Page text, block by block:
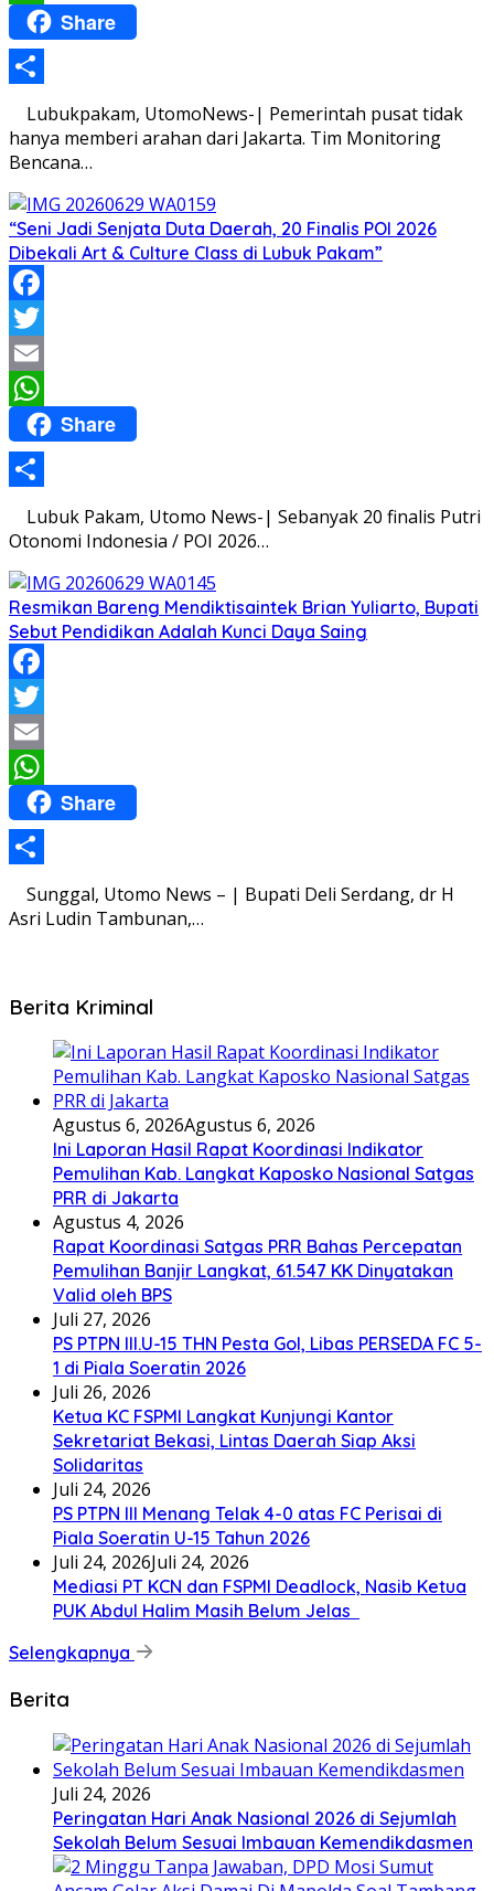
WhatsApp
Share
Share
Lubukpakam, UtomoNews-| Pemerintah pusat tidak
hanya memberi arahan dari Jakarta. Tim Monitoring
Bencana…
“Seni Jadi Senjata Duta Daerah, 20 Finalis POI 2026
Dibekali Art & Culture Class di Lubuk Pakam”
Facebook
Twitter
Email
WhatsApp
Share
Share
Lubuk Pakam, Utomo News-| Sebanyak 20 finalis Putri
Otonomi Indonesia / POI 2026…
Resmikan Bareng Mendiktisaintek Brian Yuliarto, Bupati
Sebut Pendidikan Adalah Kunci Daya Saing
Facebook
Twitter
Email
WhatsApp
Share
Share
Sunggal, Utomo News – | Bupati Deli Serdang, dr H
Asri Ludin Tambunan,…
Berita Kriminal
Agustus 6, 2026Agustus 6, 2026
Ini Laporan Hasil Rapat Koordinasi Indikator
Pemulihan Kab. Langkat Kaposko Nasional Satgas
PRR di Jakarta
Agustus 4, 2026
Rapat Koordinasi Satgas PRR Bahas Percepatan
Pemulihan Banjir Langkat, 61.547 KK Dinyatakan
Valid oleh BPS
Juli 27, 2026
PS PTPN III.U-15 THN Pesta Gol, Libas PERSEDA FC 5-
1 di Piala Soeratin 2026
Juli 26, 2026
Ketua KC FSPMI Langkat Kunjungi Kantor
Sekretariat Bekasi, Lintas Daerah Siap Aksi
Solidaritas
Juli 24, 2026
PS PTPN III Menang Telak 4-0 atas FC Perisai di
Piala Soeratin U-15 Tahun 2026
Juli 24, 2026Juli 24, 2026
Mediasi PT KCN dan FSPMI Deadlock, Nasib Ketua
PUK Abdul Halim Masih Belum Jelas
Selengkapnya
Berita
Juli 24, 2026
Peringatan Hari Anak Nasional 2026 di Sejumlah
Sekolah Belum Sesuai Imbauan Kemendikdasmen